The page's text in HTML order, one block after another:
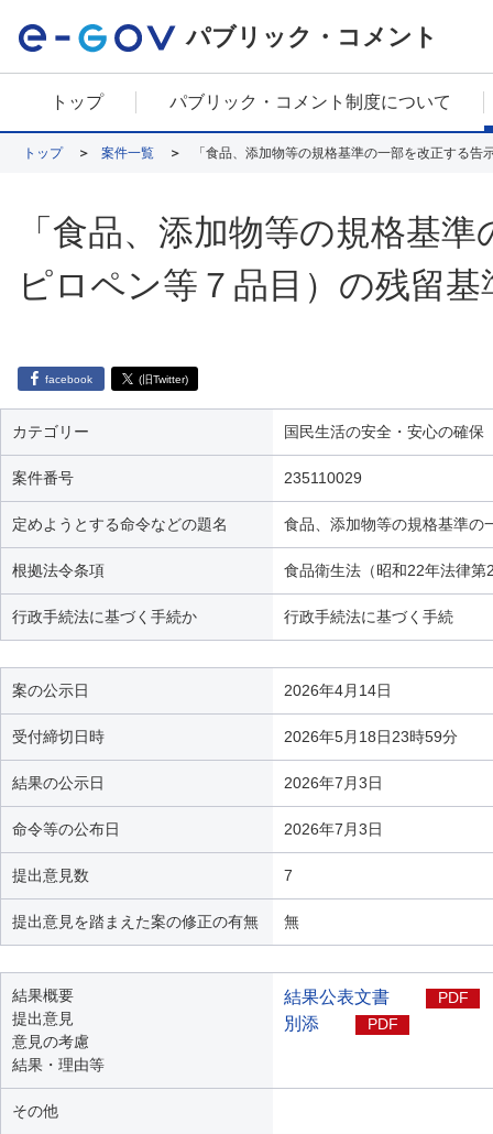
パブリック・コメント
トップ パブリック・コメント制度について
トップ 案件一覧 「食品、添加物等の規格基準の一部を改正する
「食品、添加物等の規格基
ピロペン等７品目）の残留
facebook (旧Twitter)
カテゴリー 国民生活の安全・安心の確保
案件番号 235110029
定めようとする命令などの題名 食品、添加物等の規格基準の
根拠法令条項 食品衛生法（昭和22年法律
行政手続法に基づく手続か 行政手続法に基づく手続
案の公示日 2026年4月14日
受付締切日時 2026年5月18日23時59分
結果の公示日 2026年7月3日
命令等の公布日 2026年7月3日
提出意見数 7
提出意見を踏まえた案の修正の有無 無
結果概要
提出意見
意見の考慮
結果・理由等
結果公表文書 PDF
別添 PDF
その他